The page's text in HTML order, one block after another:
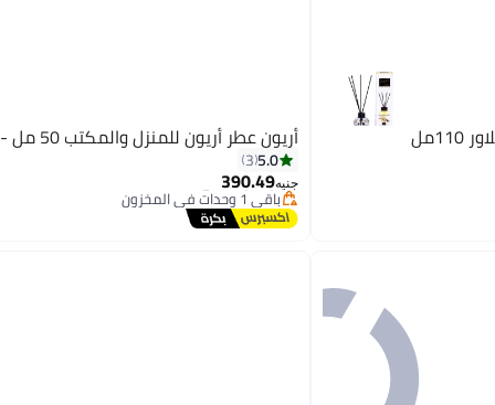
أريون عطر أريون للمنزل والمكتب 50 مل - فانيلا
5.0
3
جنيه390.49
أقل سعر في 30 يوم
توصيل مجاني
باقي 1 وحدات في المخزون
أقل سعر في 30 يوم